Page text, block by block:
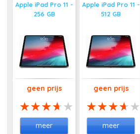
Apple iPad Pro 11 -
256 GB
geen prijs
meer
Apple iPad Pro 11 -
512 GB
geen prijs
meer